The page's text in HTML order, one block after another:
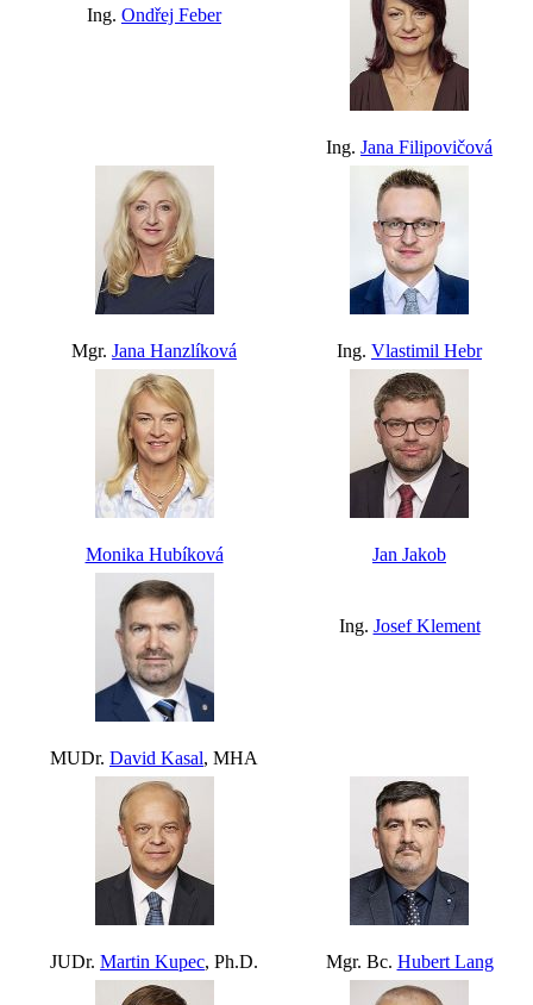
Ing. Ondřej Feber
Ing. Jana Filipovičová
Mgr. Jana Hanzlíková Ing. Vlastimil Hebr
Monika Hubíková Jan Jakob
MUDr. David Kasal, MHA
Ing. Josef Klement
JUDr. Martin Kupec, Ph.D. Mgr. Bc. Hubert Lang